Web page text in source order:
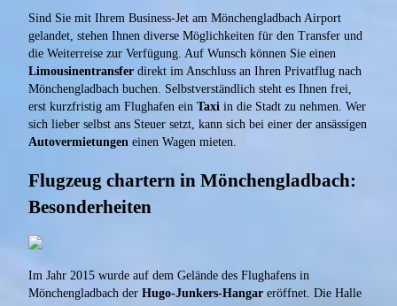
Sind Sie mit Ihrem Business-Jet am Mönchengladbach Airport
gelandet, stehen Ihnen diverse Möglichkeiten für den Transfer und
die Weiterreise zur Verfügung. Auf Wunsch können Sie einen
Limousinentransfer direkt im Anschluss an Ihren Privatflug nach
Mönchengladbach buchen. Selbstverständlich steht es Ihnen frei,
erst kurzfristig am Flughafen ein Taxi in die Stadt zu nehmen. Wer
sich lieber selbst ans Steuer setzt, kann sich bei einer der ansässigen
Autovermietungen einen Wagen mieten.
Flugzeug chartern in Mönchengladbach:
Besonderheiten
Im Jahr 2015 wurde auf dem Gelände des Flughafens in
Mönchengladbach der Hugo-Junkers-Hangar eröffnet. Die Halle